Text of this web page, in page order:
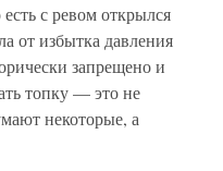
с ревом открылся
от избытка давления
запрещено и
топку — это не
некоторые, а